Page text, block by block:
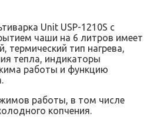
Unit USP-1210S с
чаши на 6 литров имеет
термический тип нагрева,
тепла, индикаторы
работы и функцию
работы, в том числе
копчения.